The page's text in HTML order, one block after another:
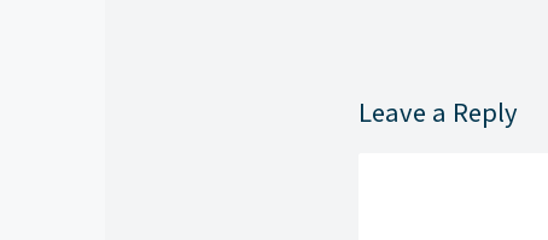
Leave a Reply